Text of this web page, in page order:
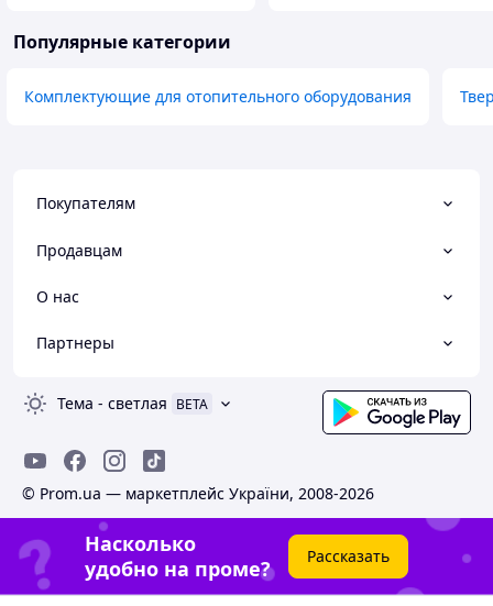
Популярные категории
Комплектующие для отопительного оборудования
Покупателям
Продавцам
О нас
Партнеры
Тема - светлая BETA
© Prom.ua — маркетплейс України, 2008-2026
Насколько
удобно на проме?
Рассказать